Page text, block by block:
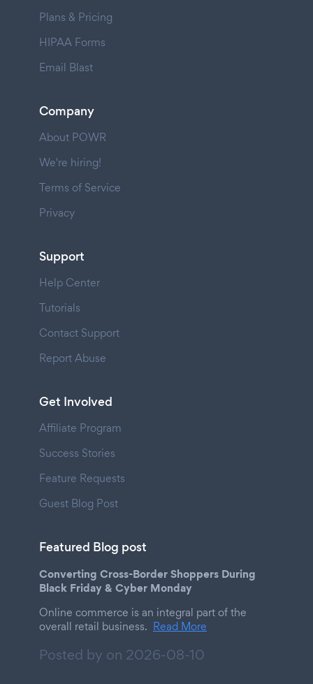
Plans & Pricing
HIPAA Forms
Email Blast
Company
About POWR
We're hiring!
Terms of Service
Privacy
Support
Help Center
Tutorials
Contact Support
Report Abuse
Get Involved
Affiliate Program
Success Stories
Feature Requests
Guest Blog Post
Featured Blog post
Converting Cross-Border Shoppers During
Black Friday & Cyber Monday
Online commerce is an integral part of the
overall retail business. Read More
Posted by on 2026-08-10